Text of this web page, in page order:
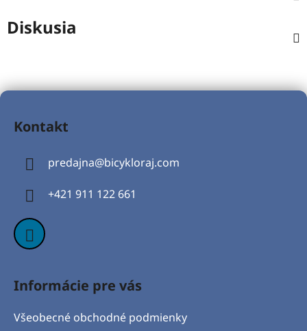
Diskusia
Z
Kontakt
predajna@bicykloraj.com
+421 911 122 661
Informácie pre vás
Všeobecné obchodné podmienky